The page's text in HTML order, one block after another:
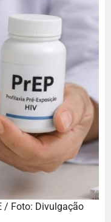
/ Foto: Divulgação